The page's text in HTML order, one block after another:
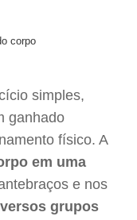
corpo
simples,
ganhado
físico. A
em uma
e nos
grupos